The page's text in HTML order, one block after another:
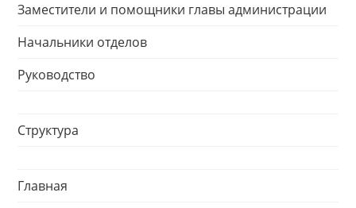
Заместители и помощники главы администрации
Начальники отделов
Руководство
Структура
Главная